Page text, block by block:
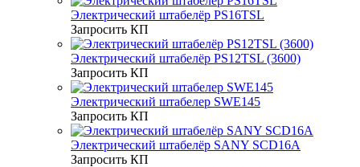
Электрический штабелёр PS16TSL
Запросить КП
Электрический штабелёр PS12TSL (3600)
Запросить КП
Электрический штабелер SWE145
Запросить КП
Электрический штабелёр SANY SCD16A
Запросить КП